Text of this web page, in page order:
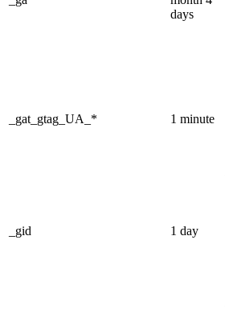
days
_gat_gtag_UA_*
1 minute
_gid 1 day